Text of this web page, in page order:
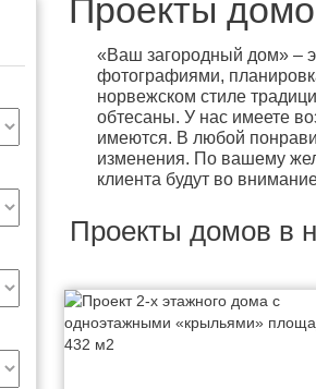
Проекты
«Ваш загородный дом» –
фотографиями,
норвежском стиле
обтесаны. У нас имеете
имеются. В любой
изменения. По вашему
клиента будут во
Проекты домов в